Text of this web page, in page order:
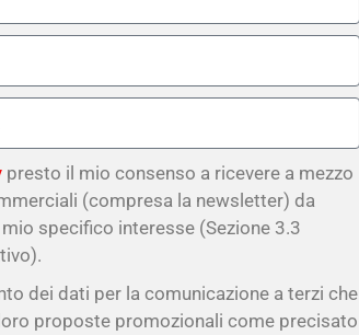
presto il mio consenso a ricevere a mezzo
(compresa la newsletter) da
specifico interesse (Sezione 3.3
dei dati per la comunicazione a terzi che
proposte promozionali come precisato